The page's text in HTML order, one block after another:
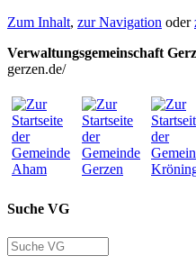
Zum Inhalt, zur Navigation oder
Verwaltungsgemeinschaft
gerzen.de/
Suche VG